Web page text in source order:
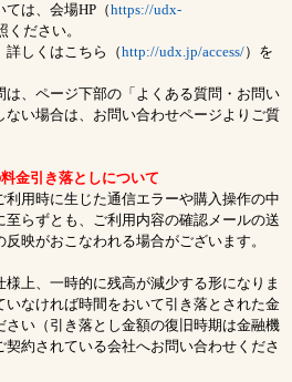
は、会場HP（https://udx-
ください。
しくはこちら（http://udx.jp/access/）を
、ページ下部の「よくある質問・お問い
い場合は、お問い合わせページよりご質
金引き落としについて
用時に生じた通信エラーや購入操作の中
らずとも、ご利用内容の確認メールの送
映がおこなわれる場合がございます。
上、一時的に残高が減少する形になりま
なければ時間をおいて引き落とされた金
い（引き落とし金額の復旧時期は金融機
約されている会社へお問い合わせくださ